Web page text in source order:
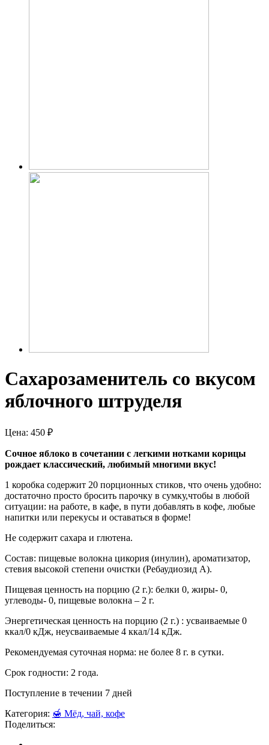
Сахарозаменитель со вкусом
яблочного штруделя
Цена: 450 ₽
Сочное яблоко в сочетании с легкими нотками корицы
рождает классический, любимый многими вкус!
1 коробка содержит 20 порционных стиков, что очень удобно:
достаточно просто бросить парочку в сумку,чтобы в любой
ситуации: на работе, в кафе, в пути добавлять в кофе, любые
напитки или перекусы и оставаться в форме!
Не содержит сахара и глютена.
Состав: пищевые волокна цикория (инулин), ароматизатор,
стевия высокой степени очистки (Ребаудиозид А).
Пищевая ценность на порцию (2 г.): белки 0, жиры- 0,
углеводы- 0, пищевые волокна – 2 г.
Энергетическая ценность на порцию (2 г.) : усваиваемые 0
ккал/0 кДж, неусваиваемые 4 ккал/14 кДж.
Рекомендуемая суточная норма: не более 8 г. в сутки.
Срок годности: 2 года.
Поступление в течении 7 дней
Категория: 🍯 Мёд, чай, кофе
Поделиться: